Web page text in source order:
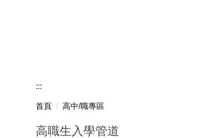
:::
首頁 高中/職專區
高職生入學管道